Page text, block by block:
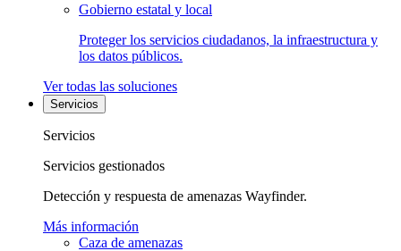
Gobierno estatal y local
Proteger los servicios ciudadanos, la infraestructura y
los datos públicos.
Ver todas las soluciones
Servicios
Servicios
Servicios gestionados
Detección y respuesta de amenazas Wayfinder.
Más información
Caza de amenazas